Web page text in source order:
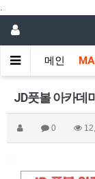
.
메인
JD풋볼 아카데
0